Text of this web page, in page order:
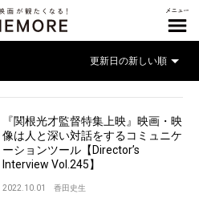
『関根光才監督特集上映』映画・映
像は人と深い対話をするコミュニケ
ーションツール【Director’s
Interview Vol.245】
2022.10.01 香田史生